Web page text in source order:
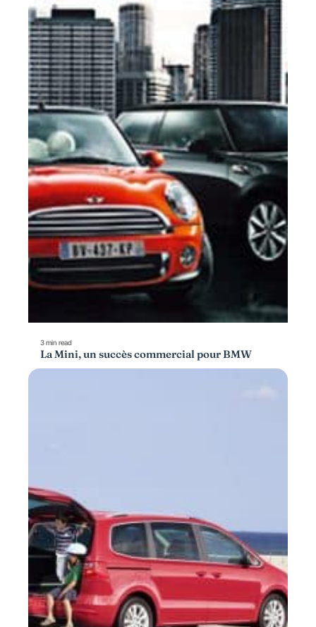
3 min read
La Mini, un succès commercial pour BMW